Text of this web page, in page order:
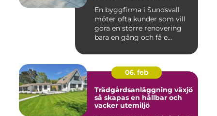
En byggfirma i Sundsvall
möter ofta kunder som vill
göra en större renovering
bara en gång och få e...
06. feb
Trädgårdsanläggning växjö
så skapas en hållbar och
vacker utemiljö